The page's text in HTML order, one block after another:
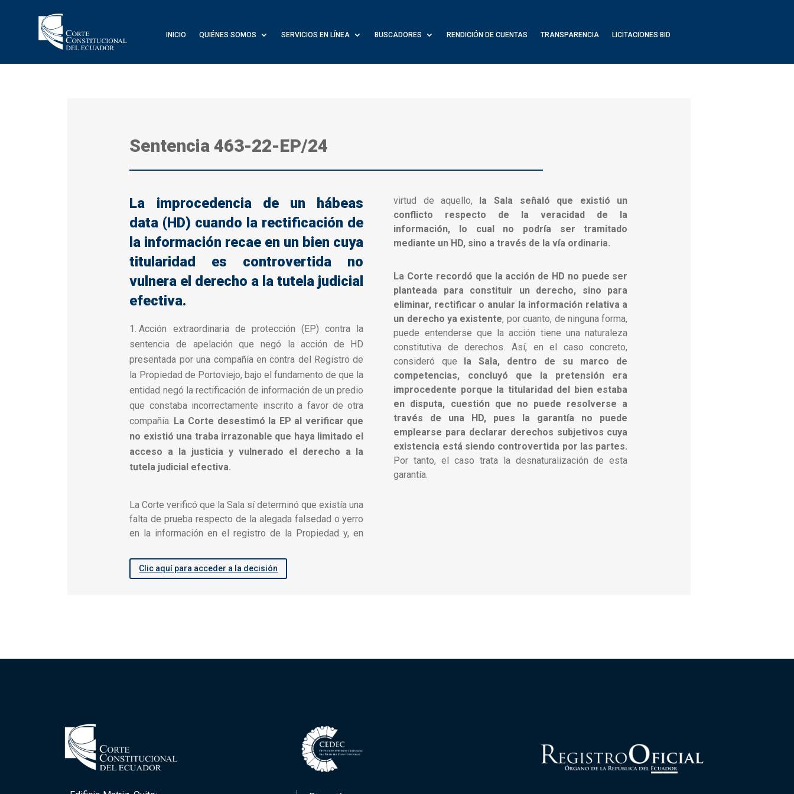
INICIO QUIÉNES SOMOS SERVICIOS EN LÍNEA BUSCADORES RENDICIÓN DE CUENTAS TRANSPARENCIA LICITACIONES BID
Sentencia463-22-EP/24
La improcedencia de un hábeas
data (HD) cuando la rectificación de
la información recae en un bien cuya
titularidad es controvertida no
vulnera el derecho a la tutela judicial
efectiva.
Acción extraordinaria de protección (EP) contra la
sentencia de apelación que negó la acción de HD
presentada por una compañía en contra del Registro de
la Propiedad de Portoviejo, bajo el fundamento de que la
entidad negó la rectificación de información de un predio
que constaba incorrectamente inscrito a favor de otra
compañía. La Corte desestimó la EP al verificar que
no existió una traba irrazonable que haya limitado el
acceso a la justicia y vulnerado el derecho a la
tutela judicial efectiva.
La Corte verificó que la Sala sí determinó que existía una
falta de prueba respecto de la alegada falsedad o yerro
en la información en el registro de la Propiedad y, en
virtud de aquello,
la Sala señaló que existió un
conflicto respecto de la veracidad de la
información, lo cual no podría ser tramitado
mediante un HD, sino a través de la vía ordinaria.
La Corte recordó que la acción de HD no puede ser
planteada para constituir un derecho, sino para
eliminar, rectificar o anular la información relativa a
un derecho ya existente, por cuanto, de ninguna forma,
puede entenderse que la acción tiene una naturaleza
constitutiva de derechos. Así, en el caso concreto,
consideró que
la Sala, dentro de su marco de
competencias, concluyó que la pretensión era
improcedente porque la titularidad del bien estaba
en disputa, cuestión que no puede resolverse a
través de una HD, pues la garantía no puede
emplearse para declarar derechos subjetivos cuya
existencia está siendo controvertida por las partes.
Por tanto, el caso trata la desnaturalización de esta
garantía.
Clic aquí para acceder a la decisión